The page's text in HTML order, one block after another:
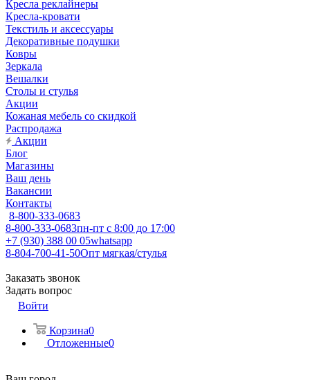
Кресла реклайнеры
Кресла-кровати
Текстиль и аксессуары
Декоративные подушки
Ковры
Зеркала
Вешалки
Столы и стулья
Акции
Кожаная мебель со скидкой
Распродажа
Акции
Блог
Магазины
Ваш день
Вакансии
Контакты
8-800-333-0683
8-800-333-0683пн-пт с 8:00 до 17:00
+7 (930) 388 00 05whatsapp
8-804-700-41-50Опт мягкая/стулья
Заказать звонок
Задать вопрос
Войти
Корзина0
Отложенные0